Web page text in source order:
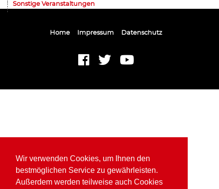
Wir verwenden Cookies, um Ihnen den
bestmöglichen Service zu gewährleisten.
Außerdem werden teilweise auch Cookies
Sonstige Veranstaltungen
Home Impressum Datenschutz